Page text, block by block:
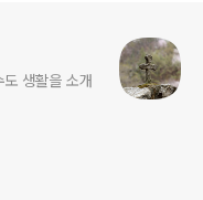
생활을 소개